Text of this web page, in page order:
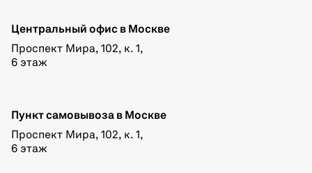
Центральный офис в Москве
Проспект Мира, 102, к. 1,
6 этаж
Пункт самовывоза в Москве
Проспект Мира, 102, к. 1,
6 этаж